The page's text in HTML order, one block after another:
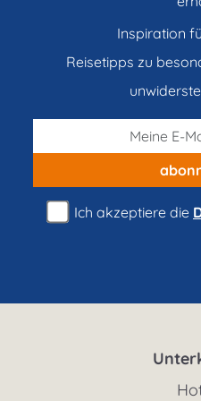
Inspiration
Reisetipps zu
Ich akzeptiere die